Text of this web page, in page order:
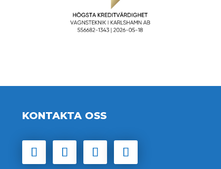
KONTAKTA OSS